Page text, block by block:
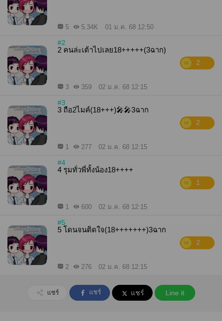
5 5.34K 01 ม.ค. 68 12:50
#2
2 คนล่ะเต้าไปเลย18+++++(3ฉาก)
2
3 359 02 ม.ค. 68 12:15
#3
3 ถือ2ไมค์(18+++)🎤🎤3ฉาก
2
1 277 02 ม.ค. 68 12:15
#4
4 รุมทั่วพี่ทั้งน้อง18++++
1
1 600 02 ม.ค. 68 12:15
#5
5 โดนจนติดใจ(18+++++++)3ฉาก
2
2 276 02 ม.ค. 68 12:15
แชร์ แชร์ แชร์ Line it